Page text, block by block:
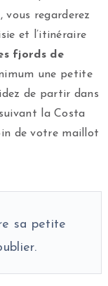
regarderez
et l’itinéraire
fjords de
une petite
de partir dans
la Costa
de votre maillot
sa petite